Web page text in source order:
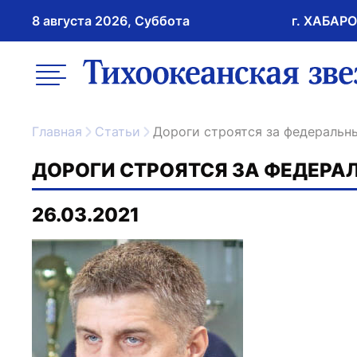
8 августа 2026, Суббота г.
меню ссылка на
Главная Статьи Дороги строятся за
ДОРОГИ СТРОЯТСЯ ЗА
26.03.2021